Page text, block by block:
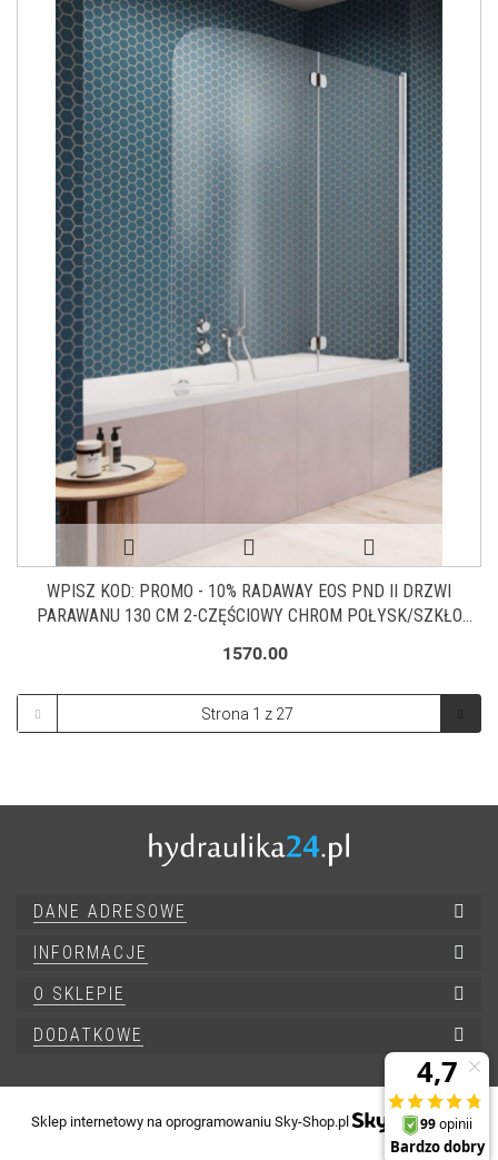
WPISZ KOD: PROMO - 10% RADAWAY EOS PND II DRZWI
PARAWANU 130 CM 2-CZĘŚCIOWY CHROM POŁYSK/SZKŁO
1570.00
DANE ADRESOWE
INFORMACJE
O SKLEPIE
DODATKOWE
Sklep internetowy na oprogramowaniu Sky-Shop.pl